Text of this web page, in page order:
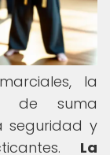
la
de suma
seguridad y
La